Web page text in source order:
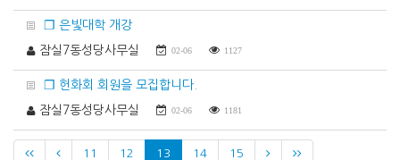
❐ 은빛대학 개강
잠실7동성당사무실
02-06 1127
❐ 헌화회 회원을 모집합니다.
잠실7동성당사무실
02-06 1181
11 12 13 14 15